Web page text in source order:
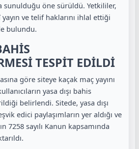
sunulduğu öne sürüldü. Yetkililer,
ve telif haklarını ihlal ettiği
bulundu.
TESPİT EDİLDİ
göre siteye kaçak maç yayını
yasa dışı bahis
belirlendi. Sitede, yasa dışı
edici paylaşımların yer aldığı ve
7258 sayılı Kanun kapsamında